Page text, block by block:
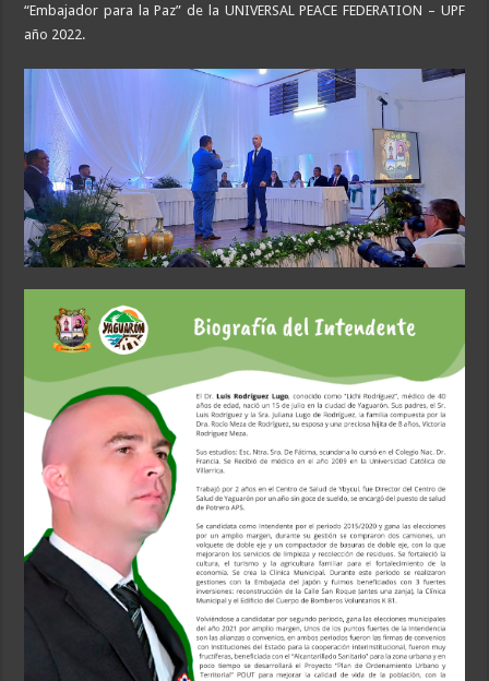
“Embajador para la Paz” de la UNIVERSAL PEACE FEDERATION – UPF
año 2022.